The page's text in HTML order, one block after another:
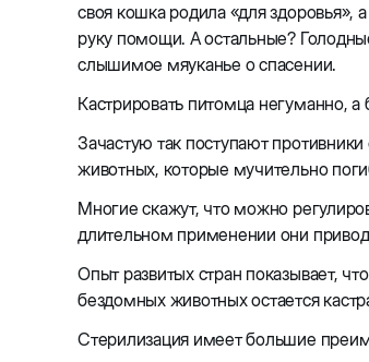
своя кошка родила «для здоровья»,
руку помощи. А остальные?
слышимое мяуканье о спасении.
Кастрировать питомца негуманно, а
Зачастую так поступают
животных, которые мучительно
Многие скажут, что можно
длительном применении они
Опыт развитых стран показывает,
бездомных животных остается
Стерилизация имеет большие